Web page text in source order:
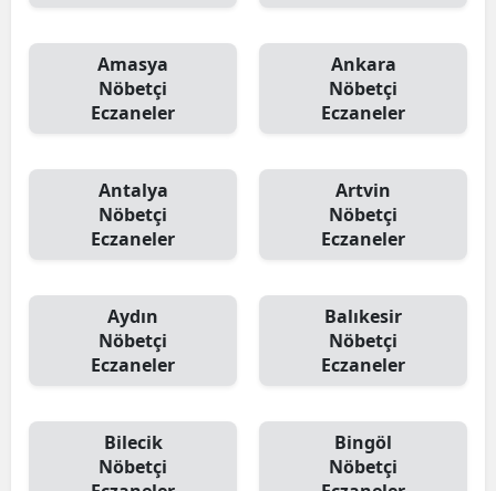
Amasya
Nöbetçi
Eczaneler
Ankara
Nöbetçi
Eczaneler
Antalya
Nöbetçi
Eczaneler
Artvin
Nöbetçi
Eczaneler
Aydın
Nöbetçi
Eczaneler
Balıkesir
Nöbetçi
Eczaneler
Bilecik
Nöbetçi
Bingöl
Nöbetçi